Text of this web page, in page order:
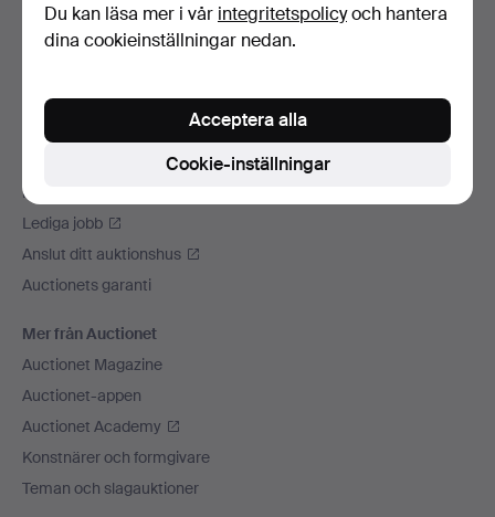
Betalningsalternativ
Vi skickar med
Auctionet
Press
Lediga jobb
Anslut ditt auktionshus
Auctionets garanti
Mer från Auctionet
Auctionet Magazine
Auctionet-appen
Auctionet Academy
Konstnärer och formgivare
Teman och slagauktioner
Du kan läsa mer i vår integritetspolicyoch hantera
dina cookieinställningar nedan.
Cookie-inställningar
Acceptera alla